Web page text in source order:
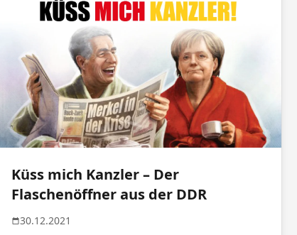
Küss mich Kanzler – Der
Flaschenöffner aus der DDR
30.12.2021